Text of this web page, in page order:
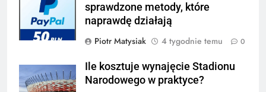
sprawdzone metody, które
naprawdę działają
Piotr Matysiak
4 tygodnie temu 0
Ile kosztuje wynajęcie Stadionu
Narodowego w praktyce?